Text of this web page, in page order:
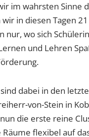
im wahrsten Sinne
in diesen Tagen
nur, wo sich
und Lehren
dabei in den
von-Stein in
die erste reine
flexibel auf